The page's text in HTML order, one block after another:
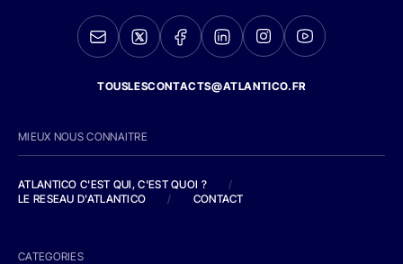
TOUSLESCONTACTS@ATLANTICO.FR
MIEUX NOUS CONNAITRE
ATLANTICO C'EST QUI, C'EST QUOI ?
/
LE RESEAU D'ATLANTICO
/ CONTACT
CATEGORIES